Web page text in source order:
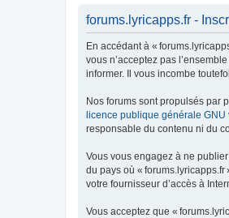
forums.lyricapps.fr -
En accédant à «
vous n’acceptez pas
informer. Il vous incombe
Nos forums sont propulsés par
licence publique générale GNU
responsable du contenu ni du
Vous vous engagez à ne
du pays où «
votre fournisseur d’accès à
Vous acceptez que «